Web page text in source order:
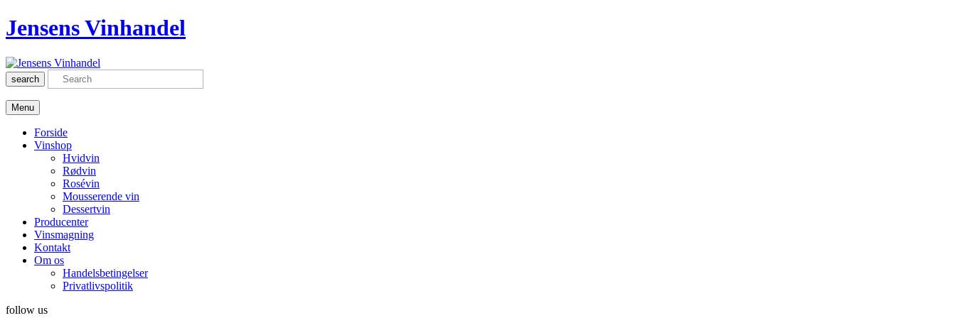
Jensens Vinhandel
search
Menu
Forside
Vinshop
Hvidvin
Rødvin
Rosévin
Mousserende vin
Dessertvin
Producenter
Vinsmagning
Kontakt
Om os
Handelsbetingelser
Privatlivspolitik
follow us